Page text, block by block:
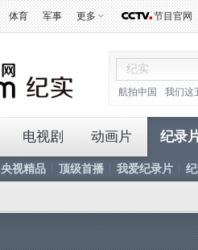
体育 军事 更多 节目官网
航拍中国 我们这
电视剧 动画片 纪录
央视精品 顶级首播 我爱纪录片